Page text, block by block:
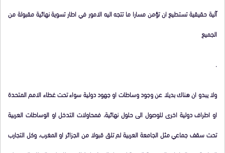
آلية حقيقية تستطيع ان تؤمن مسارا ما تتجه اليه الامور في اطار تسوية نهائية مقبولة من
الجميع
.
ولا يبدو ان هناك بديلا عن وجود وساطات او جهود دولية سواء تحت غطاء الامم المتحدة
او اطراف دولية اخرى للوصول الى حلول نهائية، فمحاولات التدخل او الوساطات العربية
تحت سقف جماعي مثل الجامعة العربية لم تلق قبولا من الجزائر او المغرب، وكل التجارب